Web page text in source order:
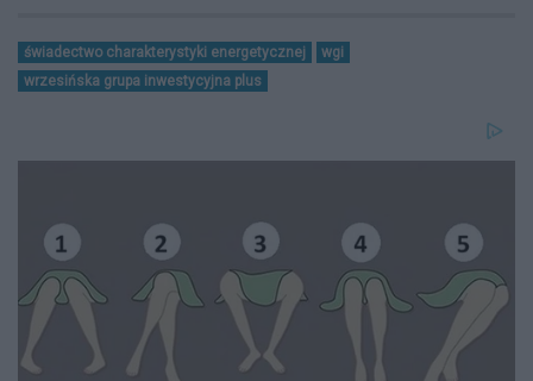
świadectwo charakterystyki energetycznej
wgi
wrzesińska grupa inwestycyjna plus